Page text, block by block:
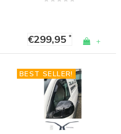
€299,95* +
BEST SELLER!